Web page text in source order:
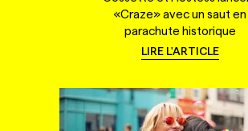
«Craze» avec un saut en
parachute historique
LIRE L'ARTICLE